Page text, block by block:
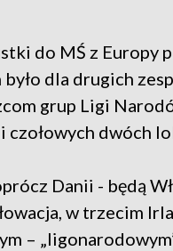
do MŚ z Europy
dla drugich
grup Ligi
czołowych dwóch
Danii - będą
w trzecim
–